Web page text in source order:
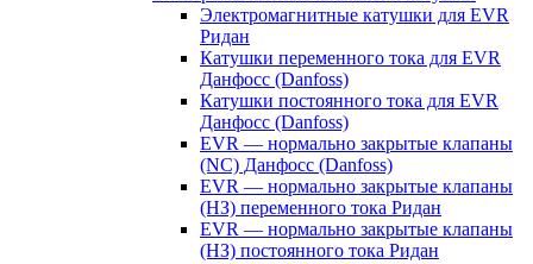
Электромагнитные катушки для EVR
Ридан
Катушки переменного тока для EVR
Данфосс (Danfoss)
Катушки постоянного тока для EVR
Данфосс (Danfoss)
EVR — нормально закрытые клапаны
(NC) Данфосс (Danfoss)
EVR — нормально закрытые клапаны
(НЗ) переменного тока Ридан
EVR — нормально закрытые клапаны
(НЗ) постоянного тока Ридан